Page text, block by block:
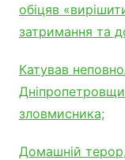
обіцяв
затримання та
Катував
зловмисника;
Домашній терор,